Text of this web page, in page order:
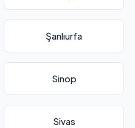
Şanlıurfa
Sinop
Sivas